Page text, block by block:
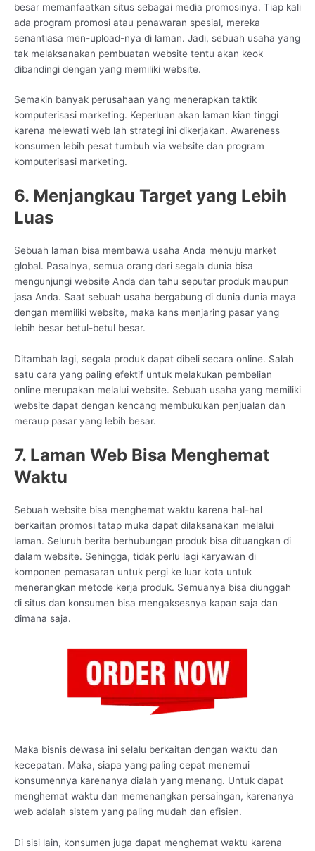
besar memanfaatkan situs sebagai media promosinya. Tiap kali
ada program promosi atau penawaran spesial, mereka
senantiasa men-upload-nya di laman. Jadi, sebuah usaha yang
tak melaksanakan pembuatan website tentu akan keok
dibandingi dengan yang memiliki website.
Semakin banyak perusahaan yang menerapkan taktik
komputerisasi marketing. Keperluan akan laman kian tinggi
karena melewati web lah strategi ini dikerjakan. Awareness
konsumen lebih pesat tumbuh via website dan program
komputerisasi marketing.
6. Menjangkau Target yang Lebih
Luas
Sebuah laman bisa membawa usaha Anda menuju market
global. Pasalnya, semua orang dari segala dunia bisa
mengunjungi website Anda dan tahu seputar produk maupun
jasa Anda. Saat sebuah usaha bergabung di dunia dunia maya
dengan memiliki website, maka kans menjaring pasar yang
lebih besar betul-betul besar.
Ditambah lagi, segala produk dapat dibeli secara online. Salah
satu cara yang paling efektif untuk melakukan pembelian
online merupakan melalui website. Sebuah usaha yang memiliki
website dapat dengan kencang membukukan penjualan dan
meraup pasar yang lebih besar.
7. Laman Web Bisa Menghemat
Waktu
Sebuah website bisa menghemat waktu karena hal-hal
berkaitan promosi tatap muka dapat dilaksanakan melalui
laman. Seluruh berita berhubungan produk bisa dituangkan di
dalam website. Sehingga, tidak perlu lagi karyawan di
komponen pemasaran untuk pergi ke luar kota untuk
menerangkan metode kerja produk. Semuanya bisa diunggah
di situs dan konsumen bisa mengaksesnya kapan saja dan
dimana saja.
Maka bisnis dewasa ini selalu berkaitan dengan waktu dan
kecepatan. Maka, siapa yang paling cepat menemui
konsumennya karenanya dialah yang menang. Untuk dapat
menghemat waktu dan memenangkan persaingan, karenanya
web adalah sistem yang paling mudah dan efisien.
Di sisi lain, konsumen juga dapat menghemat waktu karena